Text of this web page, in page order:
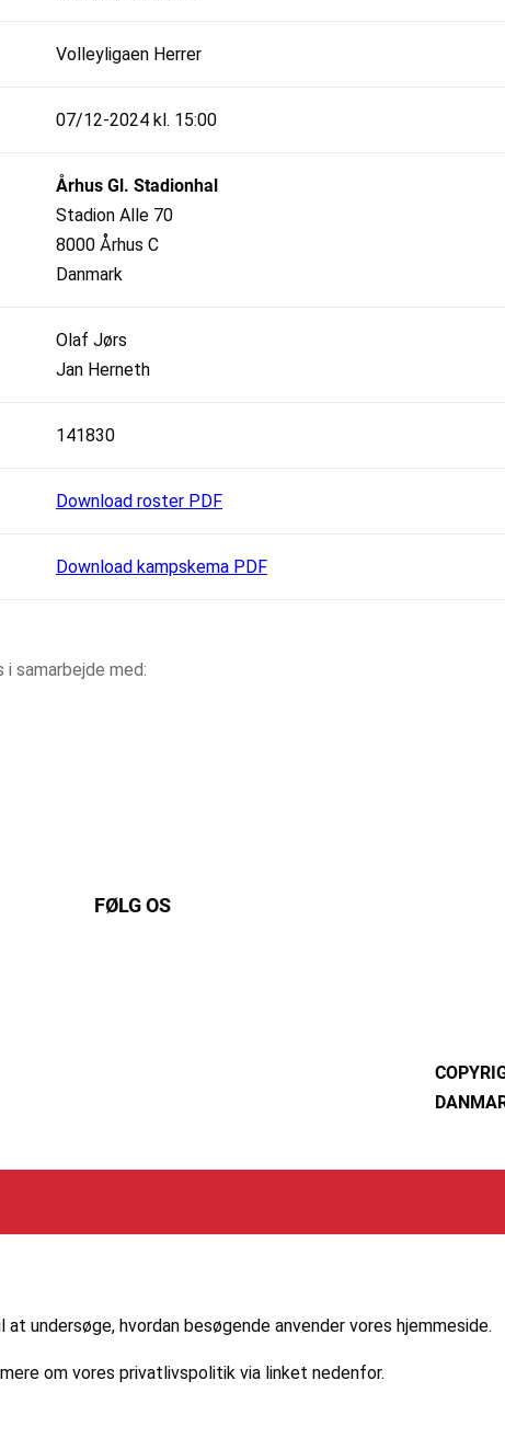
Volleyligaen Herrer
07/12-2024 kl. 15:00
Århus Gl. Stadionhal
Stadion Alle 70
8000 Århus C
Danmark
Olaf Jørs
Jan Herneth
141830
Download roster PDF
Download kampskema PDF
samarbejde med:
FØLG OS
undersøge, hvordan besøgende anvender vores hjemmeside.
om vores privatlivspolitik via linket nedenfor.